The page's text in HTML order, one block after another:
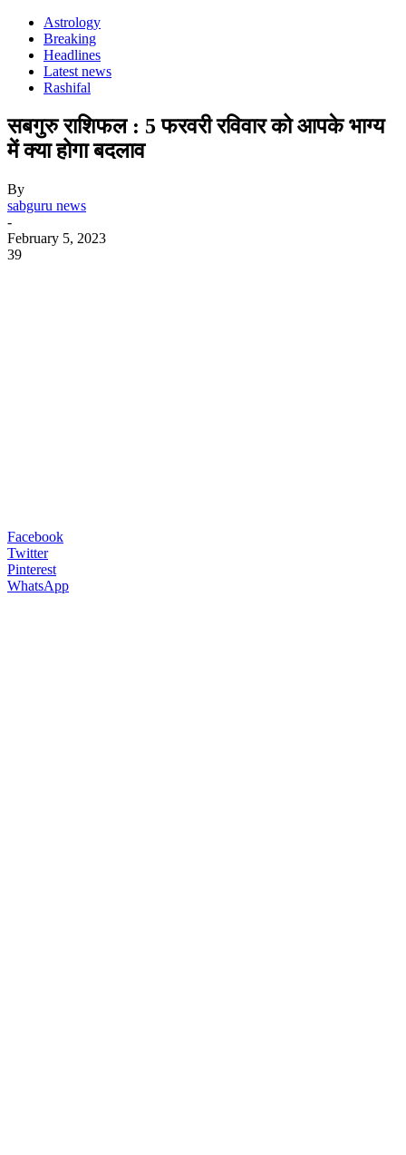
Astrology
Breaking
Headlines
Latest news
Rashifal
सबगुरु राशिफल : 5 फरवरी रविवार को आपके भाग्य
में क्या होगा बदलाव
By
sabguru news
-
February 5, 2023
39
Facebook
Twitter
Pinterest
WhatsApp